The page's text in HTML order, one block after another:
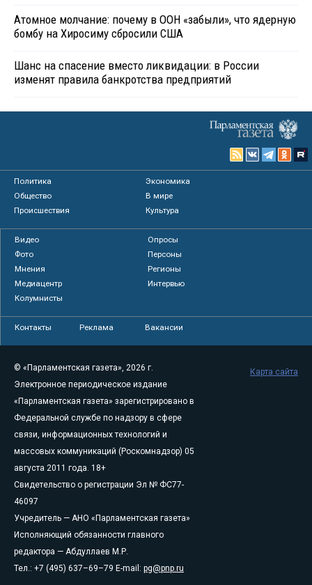
Атомное молчание: почему в ООН «забыли», что ядерную
бомбу на Хиросиму сбросили США
Шанс на спасение вместо ликвидации: в России
изменят правила банкротства предприятий
Политика
Экономика
Общество
В мире
Происшествия
Культура
Видео
Опросы
Фото
Персоны
Мнения
Регионы
Медиацентр
Интервью
Колумнисты
Контакты Реклама Вакансии
© «Парламентская газета», 2026 г.
Электронное периодическое издание
«Парламентская газета» зарегистрировано в
Федеральной службе по надзору в сфере
связи, информационных технологий и
массовых коммуникаций (Роскомнадзор) 05
августа 2011 года. 18+
Свидетельство о регистрации Эл № ФС77-
46097
Учредитель — АНО «Парламентская газета»
Исполняющий обязанности главного
редактора — Абдуллаев М.Р.
Тел.: +7 (495) 637–69–79 E-mail: pg@pnp.ru
Карта сайта